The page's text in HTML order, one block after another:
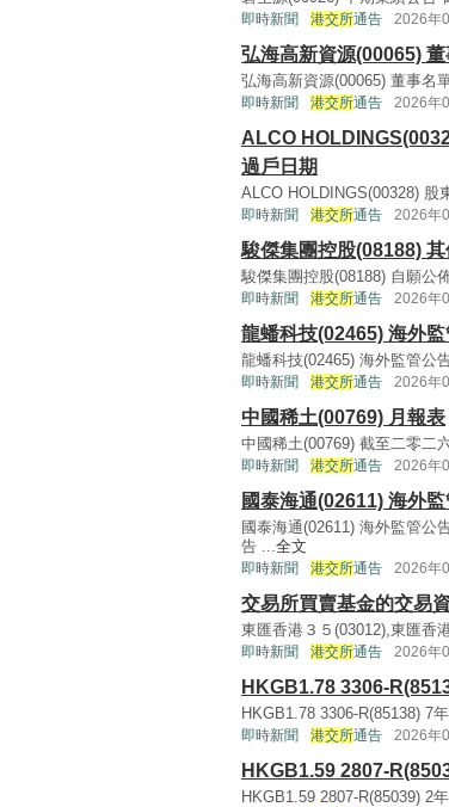
即時新聞 港交所通告 2026年
弘海高新資源(00065)
弘海高新資源(00065) 董事名
即時新聞 港交所通告 2026年
ALCO
過戶日期
ALCO HOLDINGS(00328) 股
即時新聞 港交所通告 2026年
駿傑集團控股(08188)
駿傑集團控股(08188) 自願公
即時新聞 港交所通告 2026年
龍蟠科技(02465) 海外
龍蟠科技(02465) 海外監管公
即時新聞 港交所通告 2026年
中國稀土(00769) 月報表
中國稀土(00769) 截至二零二
即時新聞 港交所通告 2026年
國泰海通(02611) 海外
國泰海通(02611) 海外監管公
告 ...全文
即時新聞 港交所通告 2026年
交易所買賣基金的交易
東匯香港３５(03012),東匯香
即時新聞 港交所通告 2026年
HKGB1.78 3306-
HKGB1.78 3306-R(85138) 7
即時新聞 港交所通告 2026年
HKGB1.59 2807-
HKGB1.59 2807-R(85039) 2